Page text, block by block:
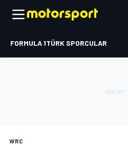
FORMULA 1TÜRK SPORCULAR
WRC